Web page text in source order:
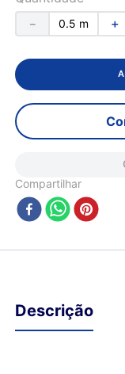
＋
－
Compartilhar
Descrição